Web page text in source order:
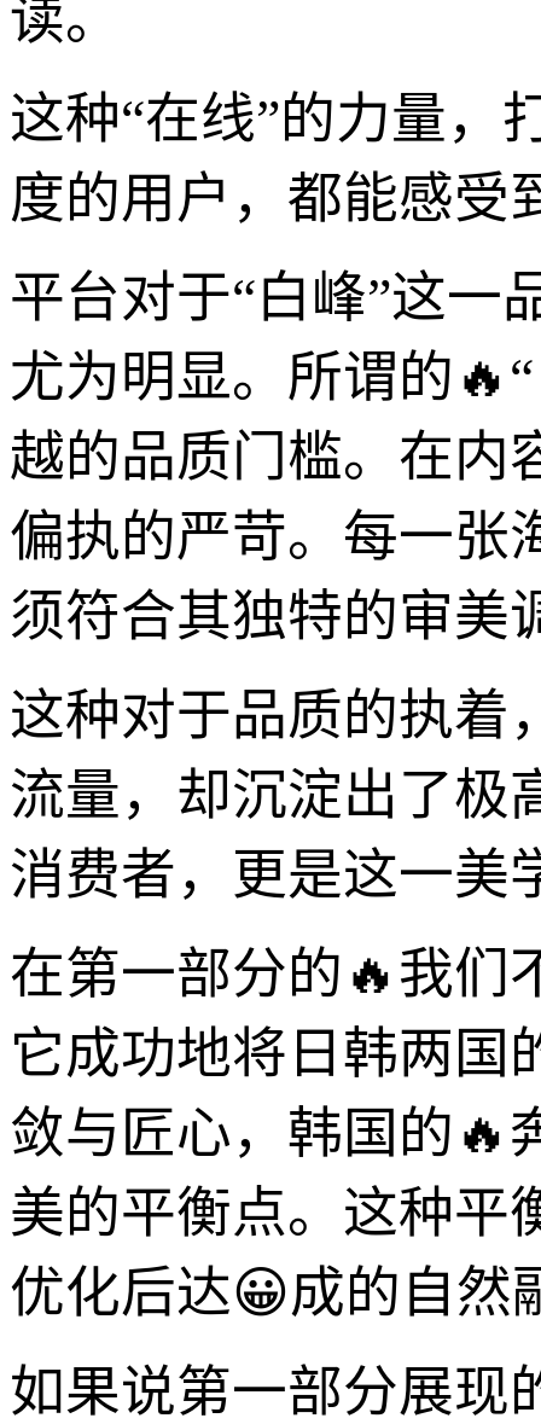
读。
这种“在线”的力量，
度的用户，都能感受
平台对于“白峰”这一
尤为明显。所谓的
越的品质门槛。在内
偏执的严苛。每一张
须符合其独特的审美
这种对于品质的执着
流量，却沉淀出了极
消费者，更是这一美
在第一部分的🔥我们
它成功地将日韩两国
敛与匠心，韩国的🔥
美的平衡点。这种平
优化后达😀成的自然
如果说第一部分展现